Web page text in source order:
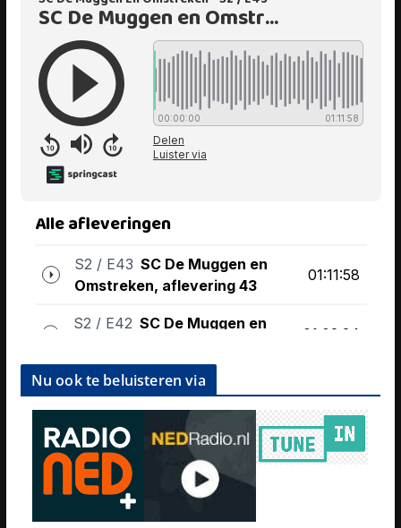
Nu ook te beluisteren via